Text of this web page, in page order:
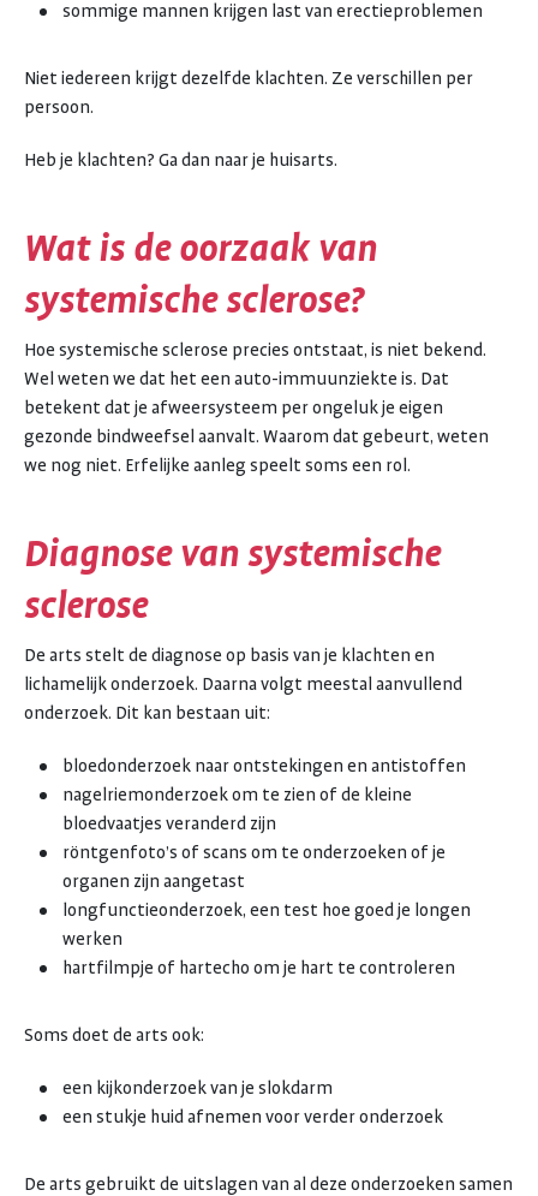
sommige mannen krijgen last van erectieproblemen
Niet iedereen krijgt dezelfde klachten. Ze verschillen per
persoon.
Heb je klachten? Ga dan naar je huisarts.
Wat is de oorzaak van
systemische sclerose?
Hoe systemische sclerose precies ontstaat, is niet bekend.
Wel weten we dat het een auto-immuunziekte is. Dat
betekent dat je afweersysteem per ongeluk je eigen
gezonde bindweefsel aanvalt. Waarom dat gebeurt, weten
we nog niet. Erfelijke aanleg speelt soms een rol.
Diagnose van systemische
sclerose
De arts stelt de diagnose op basis van je klachten en
lichamelijk onderzoek. Daarna volgt meestal aanvullend
onderzoek. Dit kan bestaan uit:
bloedonderzoek naar ontstekingen en antistoffen
nagelriemonderzoek om te zien of de kleine
bloedvaatjes veranderd zijn
röntgenfoto’s of scans om te onderzoeken of je
organen zijn aangetast
longfunctieonderzoek, een test hoe goed je longen
werken
hartfilmpje of hartecho om je hart te controleren
Soms doet de arts ook:
een kijkonderzoek van je slokdarm
een stukje huid afnemen voor verder onderzoek
De arts gebruikt de uitslagen van al deze onderzoeken samen